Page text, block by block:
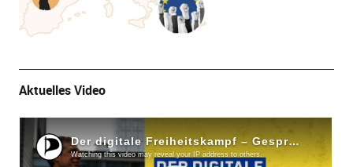
Aktuelles Video